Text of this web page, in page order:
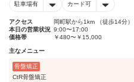
駐車場有 カード可
アクセス
岡町駅から1km （徒歩14分）
本日の営業状況 9:00〜17:00
価格帯
￥480〜￥15,000
主なメニュー
骨盤矯正
CtR骨盤矯正